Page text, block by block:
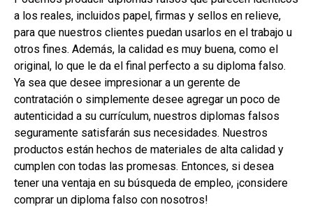
a los reales, incluidos papel, firmas y sellos en relieve,
para que nuestros clientes puedan usarlos en el trabajo u
otros fines. Además, la calidad es muy buena, como el
original, lo que le da el final perfecto a su diploma falso.
Ya sea que desee impresionar a un gerente de
contratación o simplemente desee agregar un poco de
autenticidad a su currículum, nuestros diplomas falsos
seguramente satisfarán sus necesidades. Nuestros
productos están hechos de materiales de alta calidad y
cumplen con todas las promesas. Entonces, si desea
tener una ventaja en su búsqueda de empleo, ¡considere
comprar un diploma falso con nosotros!